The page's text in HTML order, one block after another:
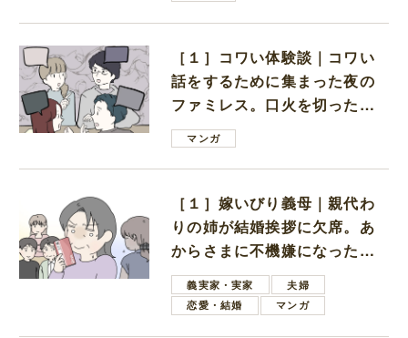
［１］コワい体験談｜コワい
話をするために集まった夜の
ファミレス。口火を切ったの
は電車好きの男の子ママ
マンガ
［１］嫁いびり義母｜親代わ
りの姉が結婚挨拶に欠席。あ
からさまに不機嫌になった義
母義実家・実家
夫婦
恋愛・結婚
マンガ